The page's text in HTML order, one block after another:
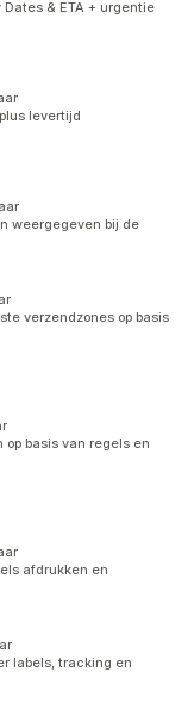
& ETA + urgentie
levertijd
weergegeven bij de
verzendzones op basis
basis van regels en
afdrukken en
labels, tracking en